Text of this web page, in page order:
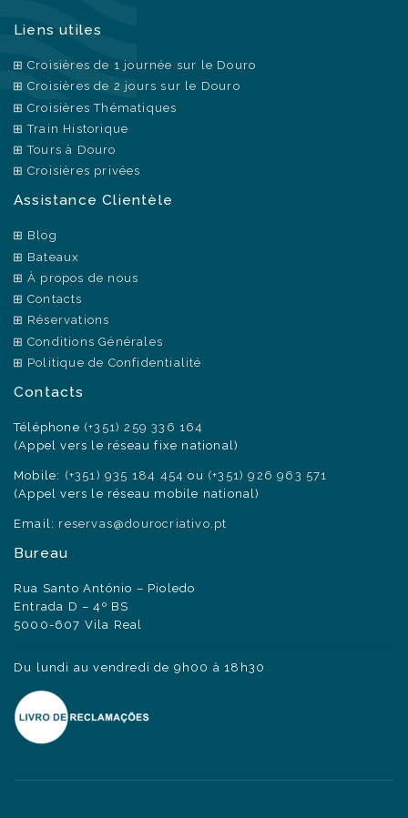
Liens utiles
Croisières de 1 journée sur le Douro
Croisières de 2 jours sur le Douro
Croisières Thématiques
Train Historique
Tours à Douro
Croisières privées
Assistance Clientèle
Blog
Bateaux
À propos de nous
Contacts
Réservations
Conditions Générales
Politique de Confidentialité
Contacts
Téléphone (+351) 259 336 164
(Appel vers le réseau fixe national)
Mobile: (+351) 935 184 454 ou (+351) 926 963 571
(Appel vers le réseau mobile national)
Email: reservas@dourocriativo.pt
Bureau
Rua Santo António – Pioledo
Entrada D – 4º BS
5000-607 Vila Real
Du lundi au vendredi de 9h00 à 18h30